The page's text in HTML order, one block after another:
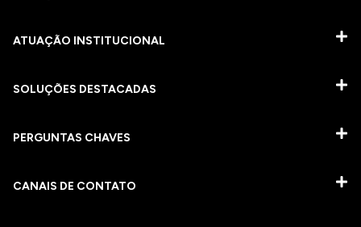
ATUAÇÃO INSTITUCIONAL
SOLUÇÕES DESTACADAS
PERGUNTAS CHAVES​
CANAIS DE CONTATO